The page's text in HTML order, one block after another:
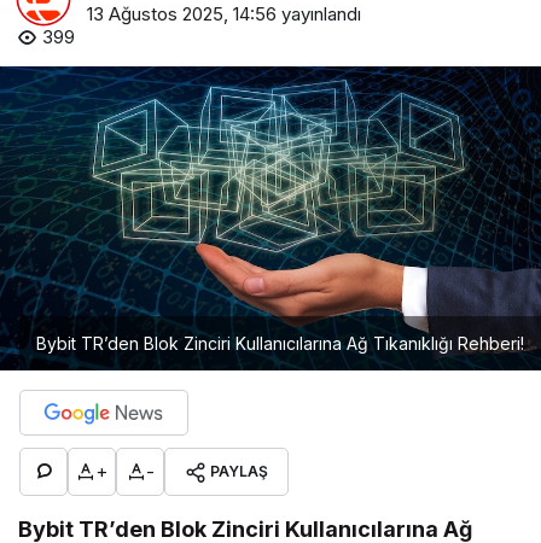
13 Ağustos 2025, 14:56 yayınlandı
399
Bybit TR’den Blok Zinciri Kullanıcılarına Ağ Tıkanıklığı Rehberi!
+ - PAYLAŞ
Bybit TR’den Blok Zinciri Kullanıcılarına Ağ